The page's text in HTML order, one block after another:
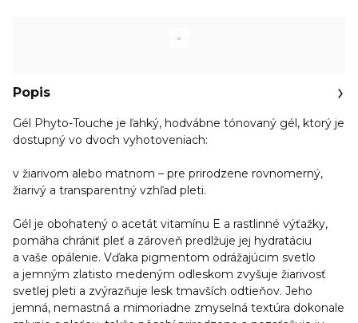
Popis
Gél Phyto-Touche je ľahký, hodvábne tónovaný gél, ktorý je
dostupný vo dvoch vyhotoveniach:
v žiarivom alebo matnom – pre prirodzene rovnomerný,
žiarivý a transparentný vzhľad pleti.
Gél je obohatený o acetát vitamínu E a rastlinné výťažky,
pomáha chrániť pleť a zároveň predlžuje jej hydratáciu
a vaše opálenie. Vďaka pigmentom odrážajúcim svetlo
a jemným zlatisto medeným odleskom zvyšuje žiarivosť
svetlej pleti a zvýrazňuje lesk tmavších odtieňov. Jeho
jemná, nemastná a mimoriadne zmyselná textúra dokonale